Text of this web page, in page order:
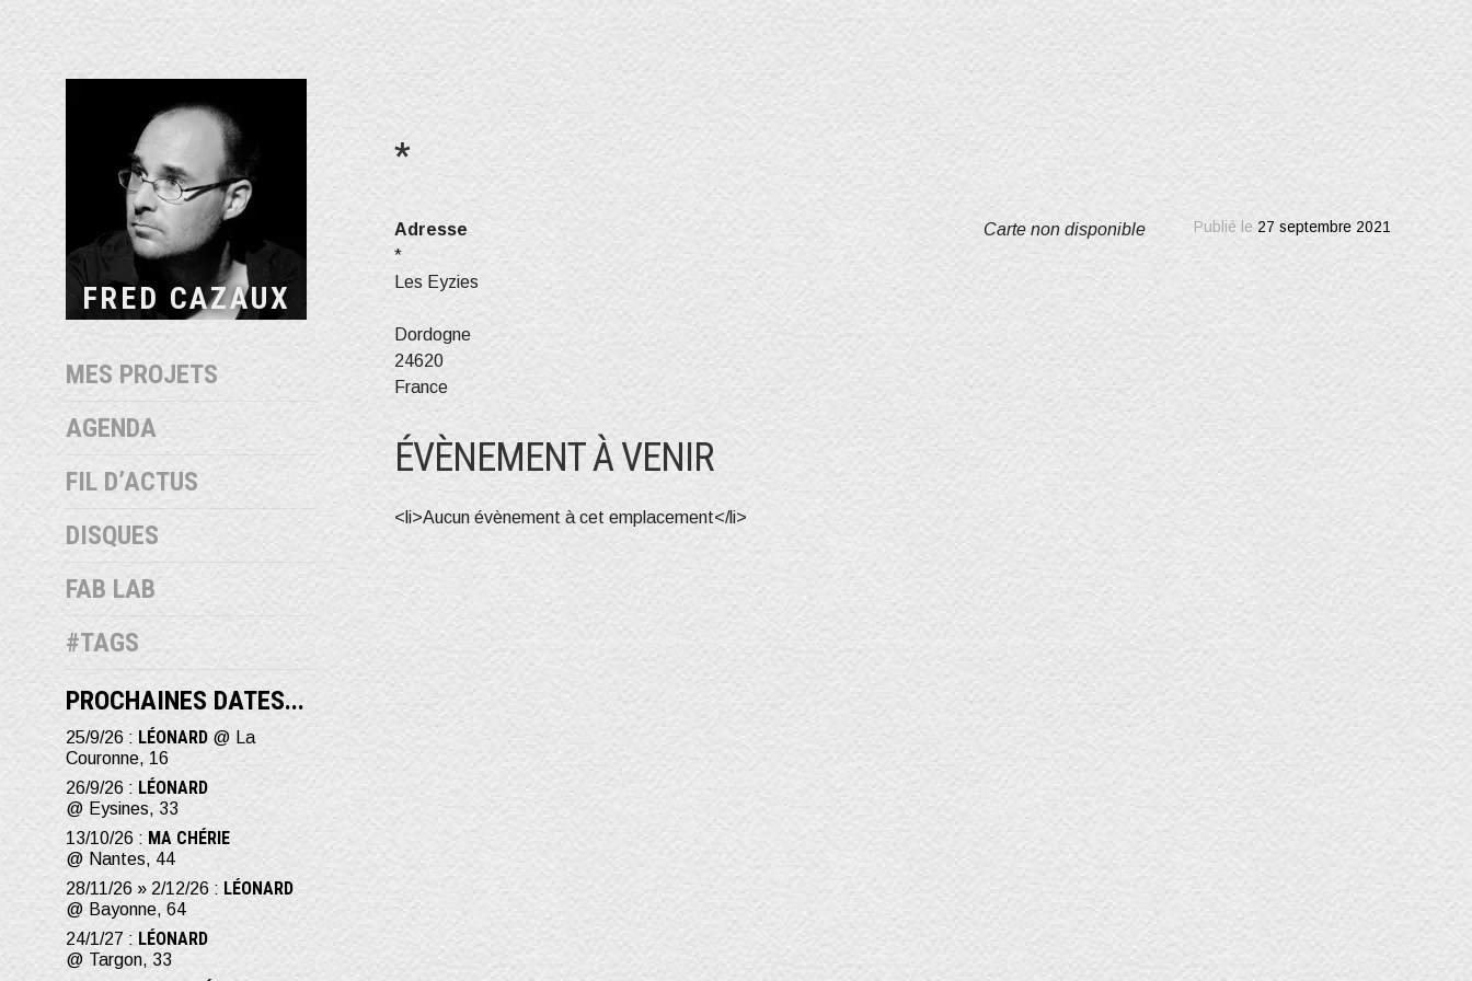
FRED CAZAUX
MES PROJETS
AGENDA
FIL D’ACTUS
DISQUES
FAB LAB
#TAGS
PROCHAINES DATES...
25/9/26 : LÉONARD @ La
Couronne, 16
26/9/26 : LÉONARD
@ Eysines, 33
13/10/26 : MA CHÉRIE
@ Nantes, 44
28/11/26 » 2/12/26 : LÉONARD
@ Bayonne, 64
24/1/27 : LÉONARD
@ Targon, 33
*
Carte non disponible
Adresse
*
Les Eyzies
Dordogne
24620
France
ÉVÈNEMENT À VENIR
<li>Aucun évènement à cet emplacement</li>
Publié le 27 septembre 2021